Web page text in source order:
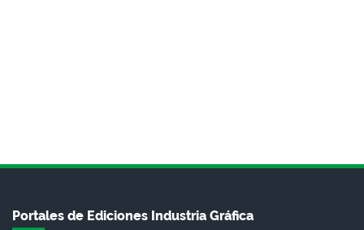
Portales de Ediciones Industria Gráfica